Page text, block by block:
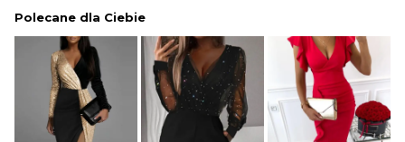
Polecane dla Ciebie